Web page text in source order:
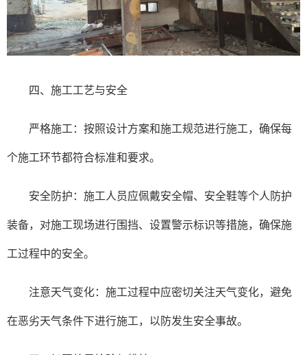
四、施工工艺与安全
严格施工：按照设计方案和施工规范进行施工，确保每
个施工环节都符合标准和要求。
安全防护：施工人员应佩戴安全帽、安全鞋等个人防护
装备，对施工现场进行围挡、设置警示标识等措施，确保施
工过程中的安全。
注意天气变化：施工过程中应密切关注天气变化，避免
在恶劣天气条件下进行施工，以防发生安全事故。